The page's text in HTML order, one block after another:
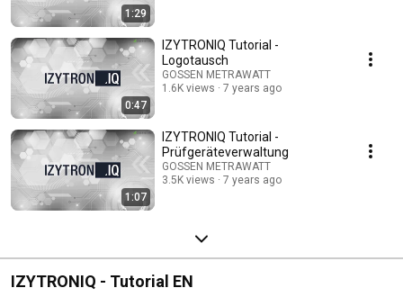
1:29
0:47
IZYTRONIQ Tutorial -
Logotausch
GOSSEN METRAWATT
1.6K views
7 years ago
1:07
IZYTRONIQ Tutorial -
Prüfgeräteverwaltung
GOSSEN METRAWATT
3.5K views
7 years ago
IZYTRONIQ - Tutorial EN